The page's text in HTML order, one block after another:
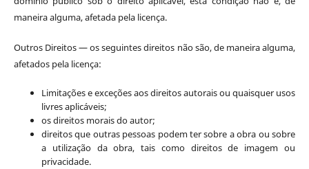
maneira alguma, afetada pela licença.
Outros Direitos — os seguintes direitos não são, de maneira alguma,
afetados pela licença:
Limitações e exceções aos direitos autorais ou quaisquer usos
livres aplicáveis;
os direitos morais do autor;
direitos que outras pessoas podem ter sobre a obra ou sobre
a utilização da obra, tais como direitos de imagem ou
privacidade.